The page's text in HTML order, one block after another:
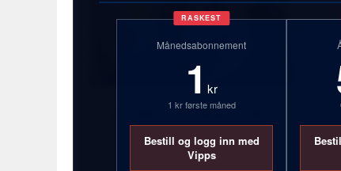
Joakim Skalstad
38 år
RASKEST
Månedsabonnement
1 kr
1 kr første måned
Bestill og logg inn med
Vipps